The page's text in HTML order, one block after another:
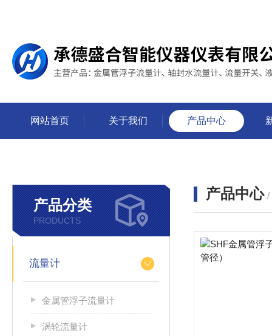
网站首页 关于我们 产品中心
产品分类
PRODUCTS
流量计
金属管浮子流量计
涡轮流量计
产品中心 /